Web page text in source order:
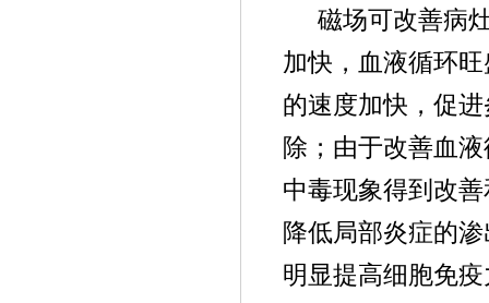
磁场可改善病
加快，血液循环
的速度加快，促
除；由于改善血
中毒现象得到改
降低局部炎症的
明显提高细胞免